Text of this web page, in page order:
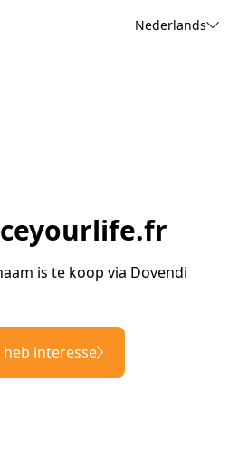
Nederlands
is te koop via Dovendi
heb interesse